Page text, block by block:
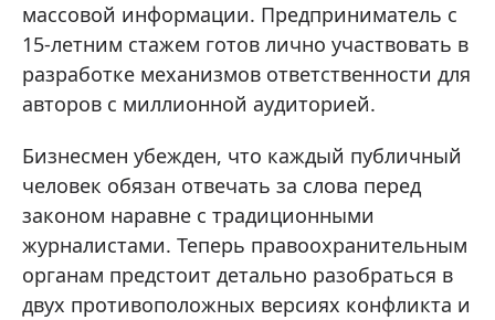
массовой информации. Предприниматель с
15-летним стажем готов лично участвовать в
разработке механизмов ответственности для
авторов с миллионной аудиторией.
Бизнесмен убежден, что каждый публичный
человек обязан отвечать за слова перед
законом наравне с традиционными
журналистами. Теперь правоохранительным
органам предстоит детально разобраться в
двух противоположных версиях конфликта и